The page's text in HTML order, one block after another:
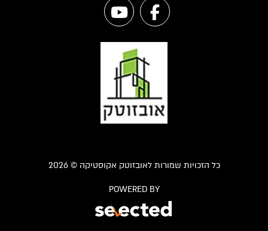
כל הזכויות שמורות לאובזוטק אקוסטיקה © 2026
POWERED BY